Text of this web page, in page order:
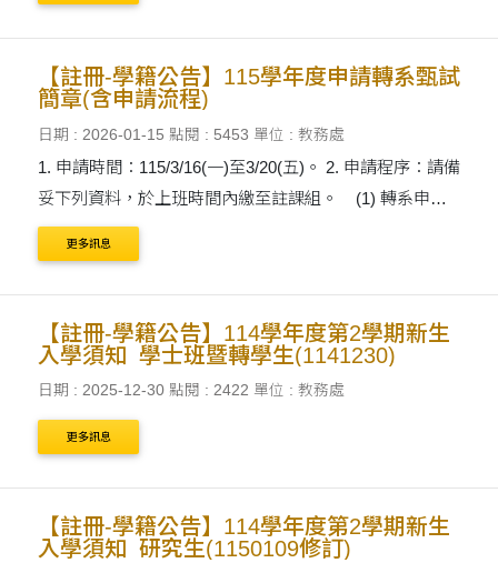
【註冊-學籍公告】115學年度申請轉系甄試
簡章(含申請流程)
日期 : 2026-01-15 點閱 : 5453 單位 : 教務處
1. 申請時間：115/3/16(一)至3/20(五)。 2. 申請程序：請備
妥下列資料，於上班時間內繳至註課組。 (1) 轉系申請
更多訊息
【註冊-學籍公告】114學年度第2學期新生
入學須知_學士班暨轉學生(1141230)
日期 : 2025-12-30 點閱 : 2422 單位 : 教務處
更多訊息
【註冊-學籍公告】114學年度第2學期新生
入學須知_研究生(1150109修訂)